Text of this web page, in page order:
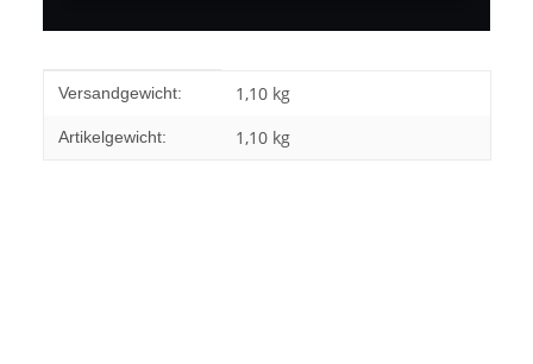
Produkteigenschaft
Wert
Versandgewicht: 1,10 kg
Artikelgewicht: 1,10 kg